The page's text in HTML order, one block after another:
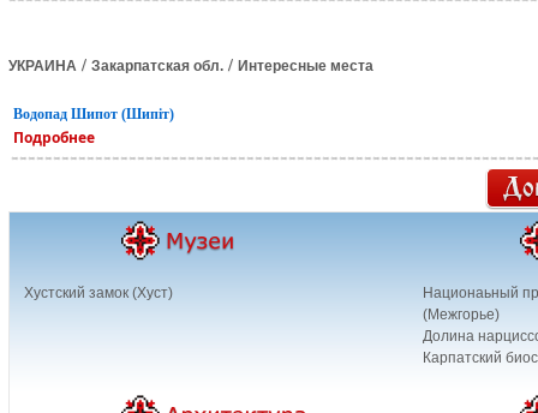
УКРАИНА / Закарпатская обл. / Интересные места
Водопад Шипот (Шипiт)
Подробнее
Хустский замок (Хуст)
Национаьный
(Межгорье)
Долина
Карпатский